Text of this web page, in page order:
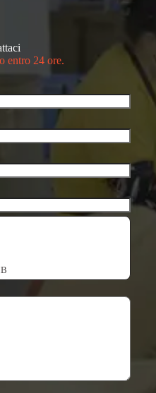
entro 24 ore.